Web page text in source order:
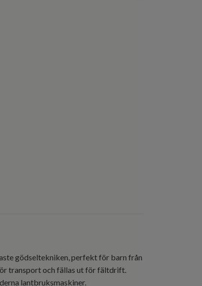
gödseltekniken, perfekt för barn från
transport och fällas ut för fältdrift.
lantbruksmaskiner.